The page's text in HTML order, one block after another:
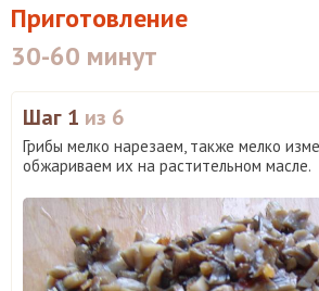
Приготовление
30-60 минут
Шаг 1 из 6
Грибы мелко нарезаем, также мелко
обжариваем их на растительном масле.